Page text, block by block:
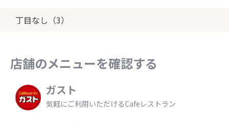
丁目なし（3）
店舗のメニューを確認する
ガスト
気軽にご利用いただけるCafeレストラン